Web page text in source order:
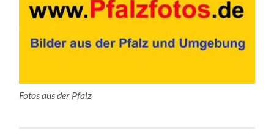
Fotos aus der Pfalz